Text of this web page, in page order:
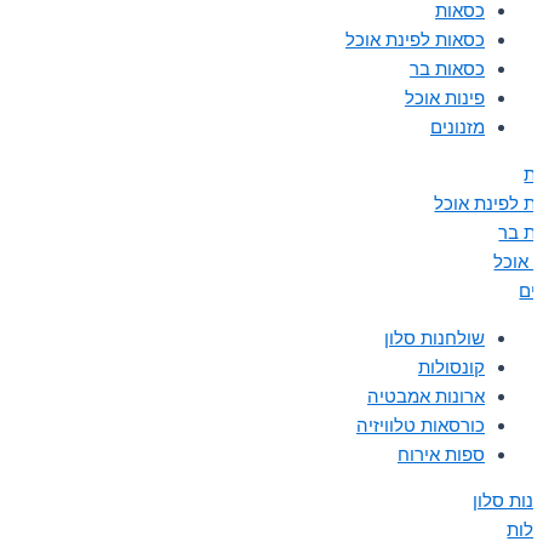
כסאות
כסאות לפינת אוכל
כסאות בר
פינות אוכל
מזנונים
לפינת אוכל
בר
אוכל
שולחנות סלון
קונסולות
ארונות אמבטיה
כורסאות טלוויזיה
ספות אירוח
סלון